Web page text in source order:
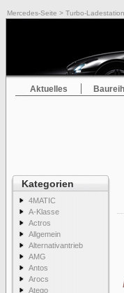
Mercedes-Seite > Turbo-Ladestation
Aktuelles
Kategorien
4MATIC
A-Klasse
Actros
Allgemein
Alternativantrieb
AMG
Antos
Arocs
Atego